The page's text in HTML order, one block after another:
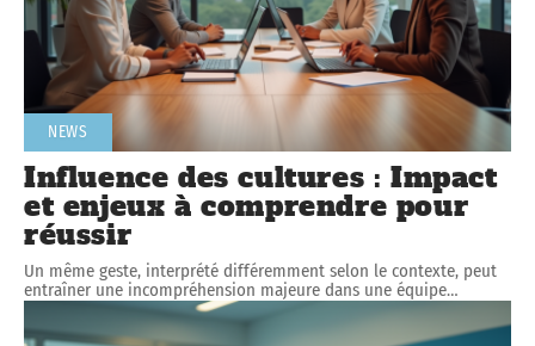
NEWS
Influence des cultures : Impact
et enjeux à comprendre pour
réussir
Un même geste, interprété différemment selon le contexte, peut
entraîner une incompréhension majeure dans une équipe…